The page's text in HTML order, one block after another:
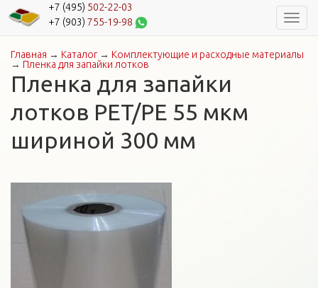
+7 (495) 502-22-03
+7 (903) 755-19-98
Вы здесь
Главная → Каталог→ Комплектующие и расходные материалы
→ Пленка для запайки лотков
Пленка для запайки
лотков PET/PE 55 мкм
шириной 300 мм